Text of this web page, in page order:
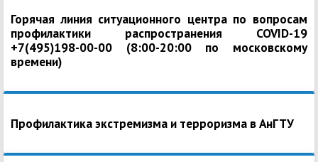
Горячая линия ситуационного центра по вопросам
профилактики распространения COVID-19
+7(495)198-00-00 (8:00-20:00 по московскому
времени)
Профилактика экстремизма и терроризма в АнГТУ